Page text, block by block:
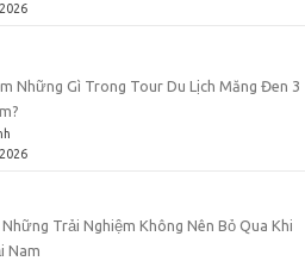
Những Gì Trong Tour Du Lịch Măng Đen 3
Trải Nghiệm Không Nên Bỏ Qua Khi
Nam